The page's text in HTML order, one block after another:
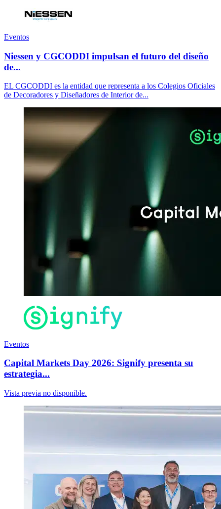
Eventos
Niessen y CGCODDI impulsan el futuro del diseño
de...
EL CGCODDI es la entidad que representa a los Colegios Oficiales
de Decoradores y Diseñadores de Interior de...
Eventos
Capital Markets Day 2026: Signify presenta su
estrategia...
Vista previa no disponible.